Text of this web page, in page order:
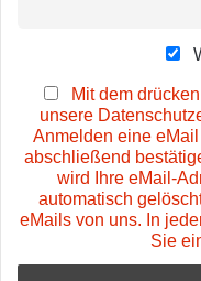
Mit dem
unsere
Anmelden eine
abschließend
wird Ihre eMail-
automatisch
eMails von uns. In
Sie